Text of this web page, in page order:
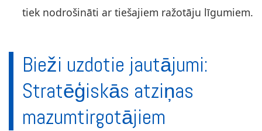
tiek nodrošināti ar tiešajiem ražotāju līgumiem.
Bieži uzdotie jautājumi:
Stratēģiskās atziņas
mazumtirgotājiem